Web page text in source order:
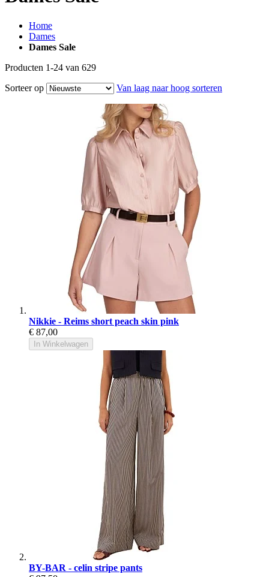
Home
Dames
Dames Sale
Producten 1-24 van 629
Sorteer op
Van laag naar hoog sorteren
Nikkie - Reims short peach skin pink
€ 87,00
In Winkelwagen
BY-BAR - celin stripe pants